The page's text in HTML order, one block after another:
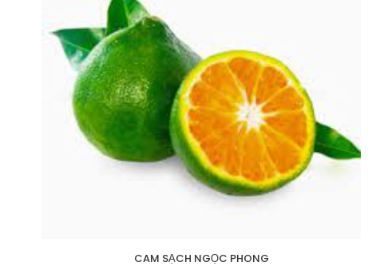
CAM SẠCH NGỌC PHONG